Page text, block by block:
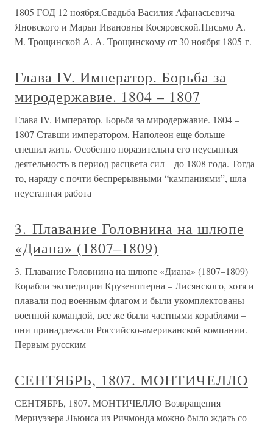
1805 ГОД 12 ноября.Свадьба Василия Афанасьевича
Яновского и Марьи Ивановны Косяровской.Письмо А.
М. Трощинской А. А. Трощинскому от 30 ноября 1805 г.
Глава IV. Император. Борьба за
миродержавие. 1804 – 1807
Глава IV. Император. Борьба за миродержавие. 1804 –
1807 Ставши императором, Наполеон еще больше
спешил жить. Особенно поразительна его неусыпная
деятельность в период расцвета сил – до 1808 года. Тогда-
то, наряду с почти беспрерывными “кампаниями”, шла
неустанная работа
3. Плавание Головнина на шлюпе
«Диана» (1807–1809)
3. Плавание Головнина на шлюпе «Диана» (1807–1809)
Корабли экспедиции Крузенштерна – Лисянского, хотя и
плавали под военным флагом и были укомплектованы
военной командой, все же были частными кораблями –
они принадлежали Российско-американской компании.
Первым русским
СЕНТЯБРЬ, 1807. МОНТИЧЕЛЛО
СЕНТЯБРЬ, 1807. МОНТИЧЕЛЛО Возвращения
Мериуэзера Льюиса из Ричмонда можно было ждать со